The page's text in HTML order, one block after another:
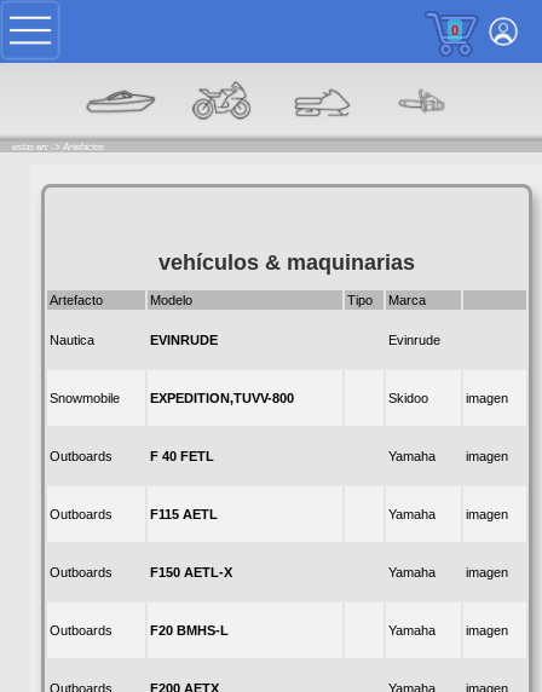
0
estas en: -> Artefactos
vehículos & maquinarias
Artefacto Modelo Tipo Marca
Nautica EVINRUDE Evinrude
Snowmobile EXPEDITION,TUVV-800 Skidoo imagen
Outboards F 40 FETL Yamaha imagen
Outboards F115 AETL Yamaha imagen
Outboards F150 AETL-X Yamaha imagen
Outboards F20 BMHS-L Yamaha imagen
Outboards F200 AETX Yamaha imagen